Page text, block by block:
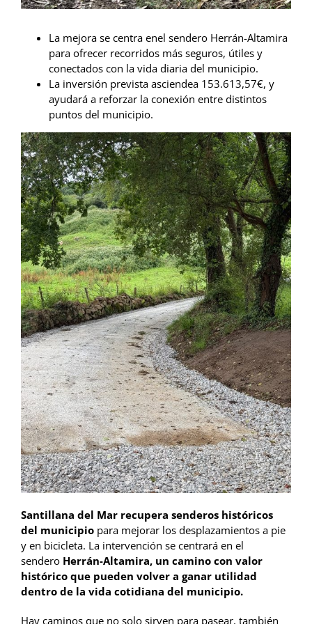
La mejora se centra enel sendero Herrán-Altamira
para ofrecer recorridos más seguros, útiles y
conectados con la vida diaria del municipio.
La inversión prevista asciendea 153.613,57€, y
ayudará a reforzar la conexión entre distintos
puntos del municipio.
Santillana del Mar recupera senderos históricos
del municipio para mejorar los desplazamientos a pie
y en bicicleta. La intervención se centrará en el
sendero Herrán-Altamira, un camino con valor
histórico que pueden volver a ganar utilidad
dentro de la vida cotidiana del municipio.
Hay caminos que no solo sirven para pasear, también